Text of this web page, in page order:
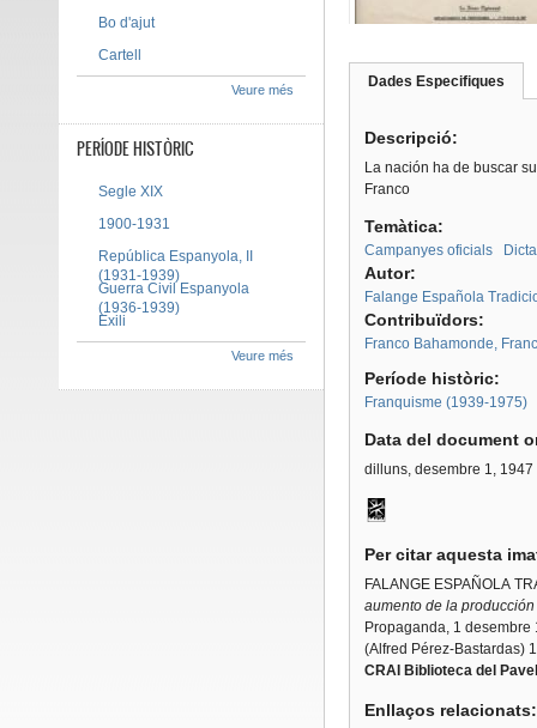
Dades Especifiques
Descripció:
La nación ha de buscar
Franco
Temàtica:
Campanyes oficials
Autor:
Falange Española
Contribuïdors:
Franco Bahamonde,
Període històric:
Franquisme (1939-1975)
Data del document
dilluns, desembre 1, 1947
Per citar aquesta
FALANGE ESPAÑOLA
aumento de la
Propaganda, 1 desembre
(Alfred Pérez-Bastardas)
CRAI Biblioteca del
Enllaços
Bo d'ajut
Cartell
Veure més
PERÍODE HISTÒRIC
Segle XIX
1900-1931
República Espanyola, II
(1931-1939)
Guerra Civil Espanyola
(1936-1939)
Exili
Veure més